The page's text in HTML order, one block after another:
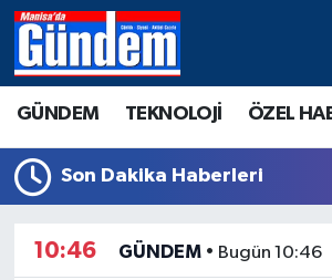
GÜNDEM TEKNOLOJİ ÖZEL
Son Dakika Haberleri
10:46 GÜNDEM• Bugün 10:46
Manisa Hava Durumu
Tüm Manşetler